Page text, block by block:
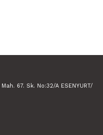
67. Sk. No:32/A ESENYURT/